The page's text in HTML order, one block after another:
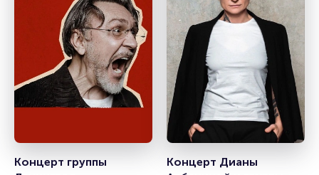
Концерт группы
Концерт Дианы